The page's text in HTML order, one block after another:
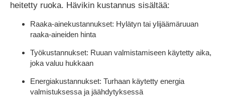
heitetty ruoka. Hävikin kustannus sisältää:
Raaka-ainekustannukset: Hylätyn tai ylijäämäruuan
raaka-aineiden hinta
Työkustannukset: Ruuan valmistamiseen käytetty aika,
joka valuu hukkaan
Energiakustannukset: Turhaan käytetty energia
valmistuksessa ja jäähdytyksessä